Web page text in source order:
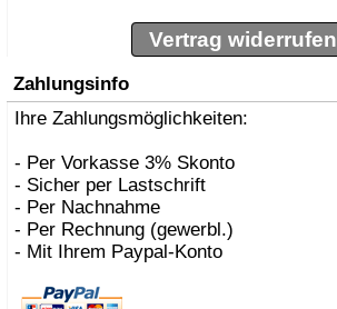
Vertrag widerrufen
Zahlungsinfo
Ihre Zahlungsmöglichkeiten:
- Per Vorkasse 3% Skonto
- Sicher per Lastschrift
- Per Nachnahme
- Per Rechnung (gewerbl.)
- Mit Ihrem Paypal-Konto